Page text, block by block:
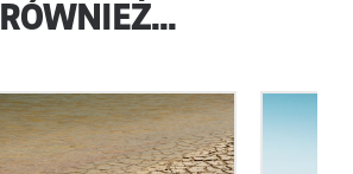
RÓWNIEŻ...